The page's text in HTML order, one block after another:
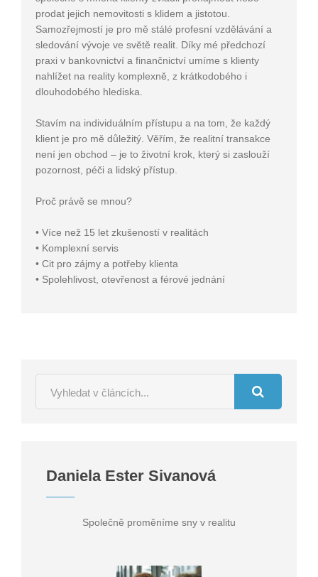
prodat jejich nemovitosti s klidem a jistotou.
Samozřejmostí je pro mě stálé profesní vzdělávání a
sledování vývoje ve světě realit. Díky mé předchozí
praxi v bankovnictví a finančnictví umíme s klienty
nahlížet na reality komplexně, z krátkodobého i
dlouhodobého hlediska.
Stavím na individuálním přístupu a na tom, že každý
klient je pro mě důležitý. Věřím, že realitní transakce
není jen obchod – je to životní krok, který si zaslouží
pozornost, péči a lidský přístup.
Proč právě se mnou?
• Více než 15 let zkušeností v realitách
• Komplexní servis
• Cit pro zájmy a potřeby klienta
• Spolehlivost, otevřenost a férové jednání
Daniela Ester Sivanová
Společně proměníme sny v realitu